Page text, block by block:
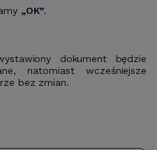
„OK”.
dokument będzie
natomiast wcześniejsze
bez zmian.